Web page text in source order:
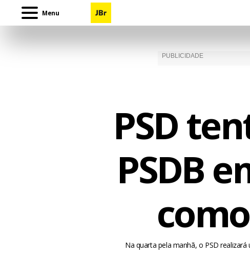
Menu
PSD
PSDB
Na quarta pela manhã, o PSD